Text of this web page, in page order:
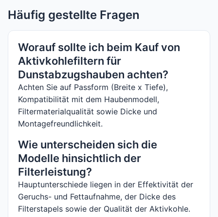
Häufig gestellte Fragen
Worauf sollte ich beim Kauf von
Aktivkohlefiltern für
Dunstabzugshauben achten?
Achten Sie auf Passform (Breite x Tiefe),
Kompatibilität mit dem Haubenmodell,
Filtermaterialqualität sowie Dicke und
Montagefreundlichkeit.
Wie unterscheiden sich die
Modelle hinsichtlich der
Filterleistung?
Hauptunterschiede liegen in der Effektivität der
Geruchs- und Fettaufnahme, der Dicke des
Filterstapels sowie der Qualität der Aktivkohle.